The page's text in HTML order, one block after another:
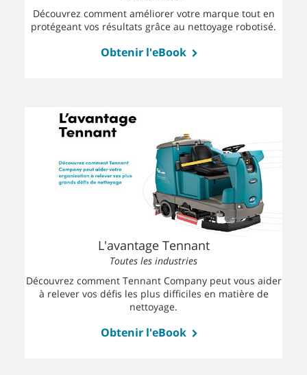
Découvrez comment améliorer votre marque tout en
protégeant vos résultats grâce au nettoyage robotisé.
Obtenir l'eBook
L'avantage Tennant
Toutes les industries
Découvrez comment Tennant Company peut vous aider
à relever vos défis les plus difficiles en matière de
nettoyage.
Obtenir l'eBook